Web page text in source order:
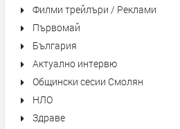
Филми трейлъри / Реклами
Първомай
България
Актуално интервю
Общински сесии Смолян
НЛО
Здраве